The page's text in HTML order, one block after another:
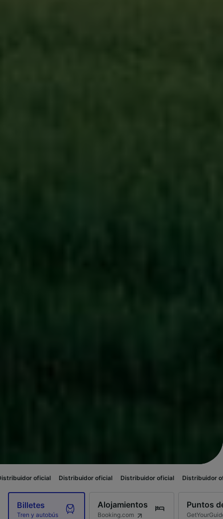
Distribuidor oficial Distribuidor oficial Distribuidor oficial
Billetes
Tren y autobús
Alojamientos
Booking.com
Puntos